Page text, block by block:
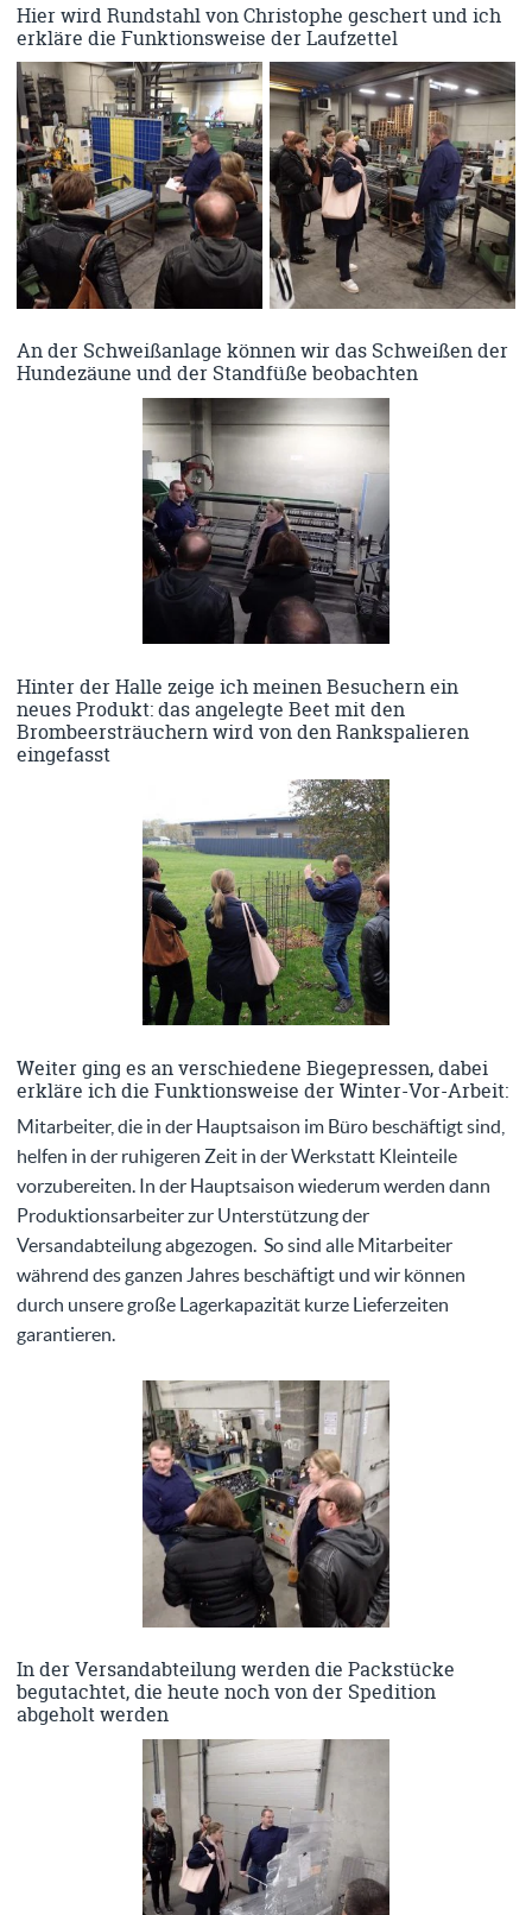
Hier wird Rundstahl von Christophe geschert und ich
erkläre die Funktionsweise der Laufzettel
An der Schweißanlage können wir das Schweißen der
Hundezäune und der Standfüße beobachten
Hinter der Halle zeige ich meinen Besuchern ein
neues Produkt: das angelegte Beet mit den
Brombeersträuchern wird von den Rankspalieren
eingefasst
Weiter ging es an verschiedene Biegepressen, dabei
erkläre ich die Funktionsweise der Winter-Vor-Arbeit:
Mitarbeiter, die in der Hauptsaison im Büro beschäftigt sind,
helfen in der ruhigeren Zeit in der Werkstatt Kleinteile
vorzubereiten. In der Hauptsaison wiederum werden dann
Produktionsarbeiter zur Unterstützung der
Versandabteilung abgezogen. So sind alle Mitarbeiter
während des ganzen Jahres beschäftigt und wir können
durch unsere große Lagerkapazität kurze Lieferzeiten
garantieren.
In der Versandabteilung werden die Packstücke
begutachtet, die heute noch von der Spedition
abgeholt werden